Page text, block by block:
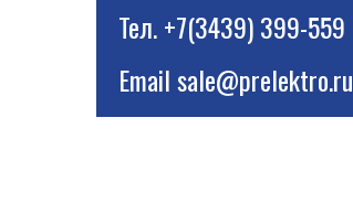
Тел.+7(3439) 399-559
Emailsale@prelektro.ru